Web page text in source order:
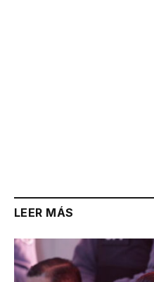
LEER MÁS